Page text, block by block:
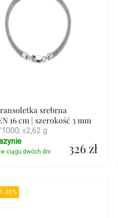
srebrna
16 cm | szerokość 3 mm
≤2,62 g
326 zł
-30%